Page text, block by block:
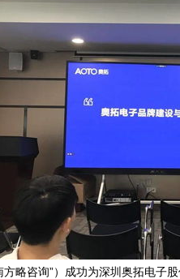
略咨询”）成功为深圳奥拓电子